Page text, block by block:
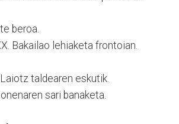
beroa.
Bakailao lehiaketa frontoian.
taldearen eskutik.
sari banaketa.